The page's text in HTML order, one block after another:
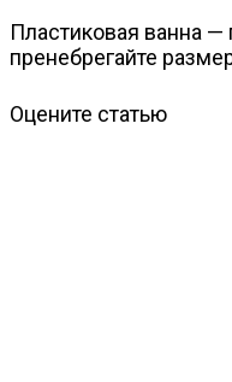
Пластиковая ванна
пренебрегайте
Оцените статью